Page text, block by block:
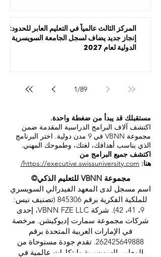
المركز الثالث عالمياً في التعليم العابر للحدود:
إنجاز جديد يضاف لسجل الجامعة السويسرية
الدولية لعام 2027
1/89
مستقبلك قد يبدأ من ضغطة واحدة.
اكتشف آلاف البرامج الدراسية المقدمة ضمن
مجموعة VBNN في 9 مدن دولية. اختر البرنامج
الذي يناسب أهدافك، لغتك، وطموحك المهني.
اكتشف جميع البرامج من
هنا: https://executive.swissuniversity.com/
مجموعة VBNN للتعليم الذكي©
اسم مسجل لدى المعهد الفيدرالي السويسري
للملكية الفكرية برقم 845306 (تصنيف نيس:
9، 41، 42). شركة VBNN FZE LLC، إحدى
شركات مجموعة سمارت إديوكيشن. مرخصة
في الإمارات العربية المتحدة برقم
262425649888. تقدم جودة مستوحاة من
المعايير السويسرية وابتكارات عالمية في